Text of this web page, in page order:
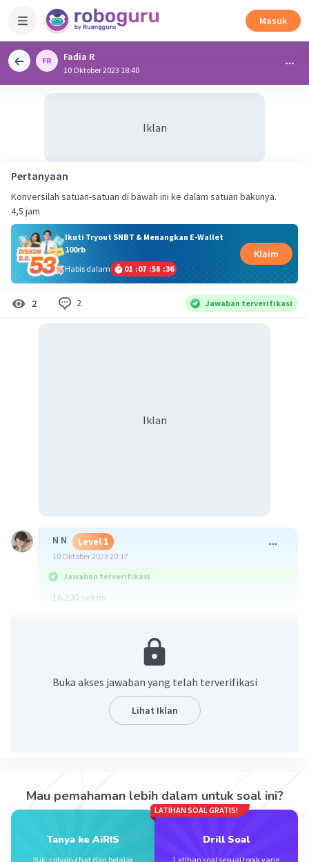
Masuk
Fadia R
10 Oktober 2023 18:40
Iklan
Pertanyaan
Konversilah satuan-satuan di bawah ini ke dalam satuan bakunya.
4,5 jam
Ikuti Tryout SNBT & Menangkan E-Wallet
100rb
Habis dalam
01 :07 :58 :35
Klaim
2 2 Jawaban terverifikasi
Iklan
N N Level 1
10 Oktober 2023 20:17
Jawaban terverifikasi
16.200 sekon
04 September 2024 14:38
Mnaa jawaban yaaa si??
Buka akses jawaban yang telah terverifikasi
Lihat Iklan
Mau pemahaman lebih dalam untuk soal ini?
Tanya ke AiRIS
Yuk, cobain chat dan belajar
LATIHAN SOAL GRATIS!
Drill Soal
Latihan soal sesuai topik yang